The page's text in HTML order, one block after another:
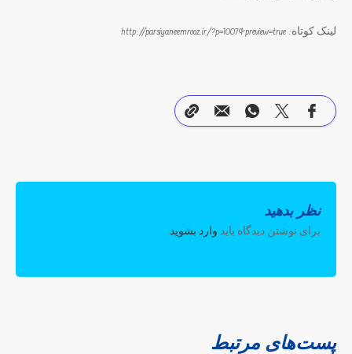
لینک کوتاه: http://parsiyaneemrooz.ir/?p=1007&preview=true
نظر بدهید
برای نوشتن دیدگاه باید وارد بشوید.
پست‌های مرتبط